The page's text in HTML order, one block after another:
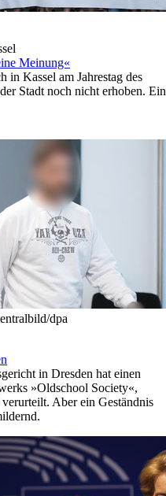
Meinung«
in Kassel am Jahrestag des
Stadt noch nicht erhoben. Ein
dpa
in Dresden hat einen
»Oldschool Society«,
Aber ein Geständnis